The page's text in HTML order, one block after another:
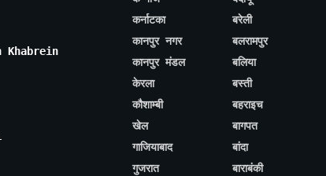
Khabrein
कर्नाटका
कानपुर नगर
कानपुर मंडल
केरला
कौशाम्बी
खेल
गाजियाबाद
गुजरात
बरेली
बलरामपुर
बलिया
बस्ती
बहराइच
बागपत
बांदा
बाराबंकी